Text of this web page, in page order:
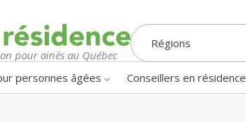
pour ainés au Québec
Régions
personnes âgées Conseillers en résidence